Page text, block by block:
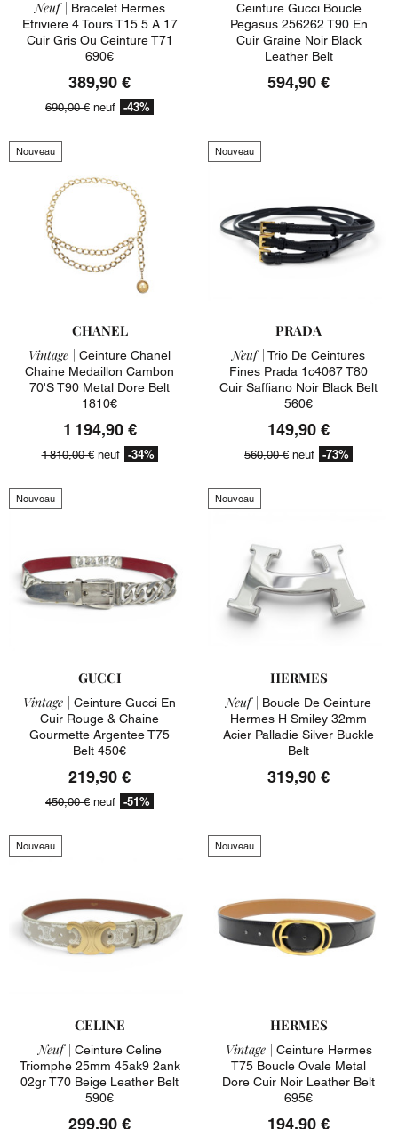
Neuf | Bracelet Hermes
Etriviere 4 Tours T15.5 A 17
Cuir Gris Ou Ceinture T71
690€
389,90 €
690,00 € neuf -43%
Ceinture Gucci Boucle
Pegasus 256262 T90 En
Cuir Graine Noir Black
Leather Belt
594,90 €
Nouveau
CHANEL
Vintage | Ceinture Chanel
Chaine Medaillon Cambon
70's T90 Metal Dore Belt
1810€
1 194,90 €
1 810,00 €neuf -34%
Nouveau
PRADA
Neuf | Trio De Ceintures
Fines Prada 1c4067 T80
Cuir Saffiano Noir Black Belt
560€
149,90 €
560,00 € neuf -73%
Nouveau
GUCCI
Vintage | Ceinture Gucci En
Cuir Rouge & Chaine
Gourmette Argentee T75
Belt 450€
219,90 €
450,00 € neuf -51%
Nouveau
HERMES
Neuf | Boucle De Ceinture
Hermes H Smiley 32mm
Acier Palladie Silver Buckle
Belt
319,90 €
Nouveau
CELINE
Neuf | Ceinture Celine
Triomphe 25mm 45ak9 2ank
02gr T70 Beige Leather Belt
590€
299,90 €
Nouveau
HERMES
Vintage | Ceinture Hermes
T75 Boucle Ovale Metal
Dore Cuir Noir Leather Belt
695€
194,90 €